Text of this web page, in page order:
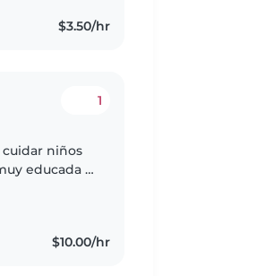
$3.50/hr
1
cuidar niños
$10.00/hr